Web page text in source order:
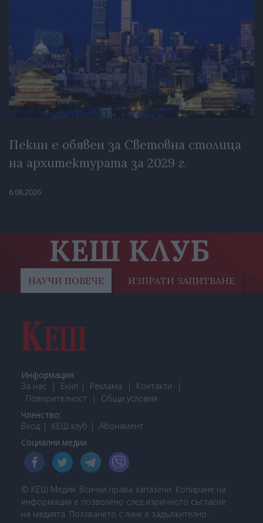
Пекин е обявен за Световна столица
на архитектурата за 2029 г.
6.08.2026
КЕШ КЛУБ
НАУЧИ ПОВЕЧЕ ИЗПРАТИ ЗАПИТВАНЕ
Информация:
За нас
Екип Реклама
Контакти
Поверителност
Общи условия
Членство:
Вход
КЕШ клуб Абонамент
Социални медии
© КЕШ Медия. Всички права запазени. Копиране на
информация е позволено след изричното съгласие
на медията. Ползването с линк е задължително.